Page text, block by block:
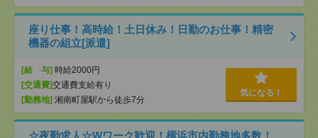
座り仕事！高時給！土日休み！日勤のお仕事！精密
機器の組立[派遣]
[給 与] 時給2000円
[交通費]交通費支給有り
[勤務地] 湘南町屋駅から徒歩7分
気になる！
☆夜勤求人☆Wワーク歓迎！横浜市内勤務地多数！